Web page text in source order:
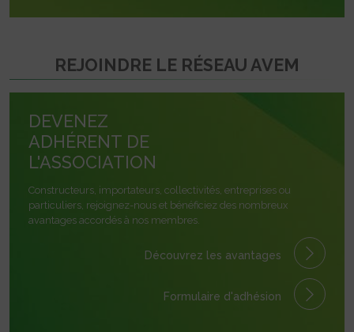
REJOINDRE LE RÉSEAU AVEM
DEVENEZ
ADHÉRENT DE
L'ASSOCIATION
Constructeurs, importateurs, collectivités, entreprises ou
particuliers, rejoignez-nous et bénéficiez des nombreux
avantages accordés à nos membres.
Découvrez les avantages
Formulaire d'adhésion